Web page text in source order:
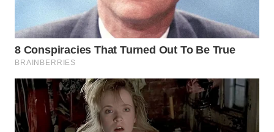
WN
SOLO
WN
BOROBUDUR
WN